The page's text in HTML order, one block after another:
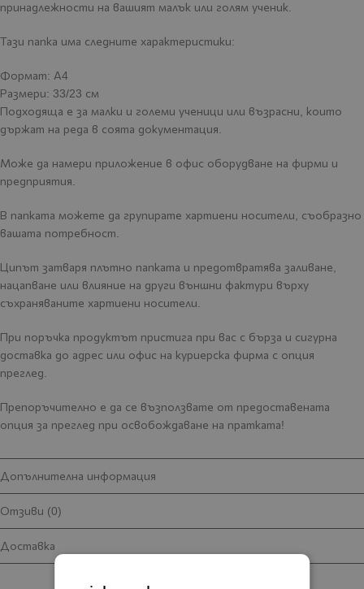
принадлежности на вашият малък или голям ученик.
Тази папка има следните характеристики:
Формат: А4
Размери: 33/23 см
Подходяща е за малки и големи ученици или възрасни, които
държат на реда в соята документация.
Може да намери приложение в офис оборудване на фирми и
предприятия.
В папката можете да групирате хартиени носители, съобразно
вашата потребност.
Ципът затваря плътно папката и предотвратява заливане,
нацапване или влияние на други външни фактури върху
съхраняваните хартиени носители.
При поръчка продуктът пристига при вас с бърза и сигурна
доставка до адрес или офис на куриерска фирма с опция
преглед.
Препоръчително е да се възползвате от предоставената
опция за преглед при освобождаване на пратката!
Допълнителна информация
Отзиви (0)
Доставка